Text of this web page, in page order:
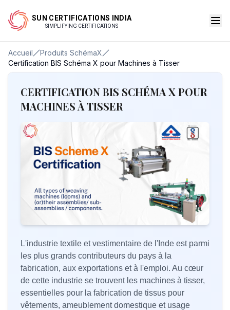
SUN CERTIFICATIONS INDIA
SIMPLIFYING CERTIFICATIONS
Accueil
Produits SchémaX
Certification BIS Schéma X pour Machines à Tisser
CERTIFICATION BIS SCHÉMA X POUR
MACHINES À TISSER
L'industrie textile et vestimentaire de l'Inde est parmi
les plus grands contributeurs du pays à la
fabrication, aux exportations et à l'emploi. Au cœur
de cette industrie se trouvent les machines à tisser,
essentielles pour la fabrication de tissus pour
vêtements, ameublement domestique et usage